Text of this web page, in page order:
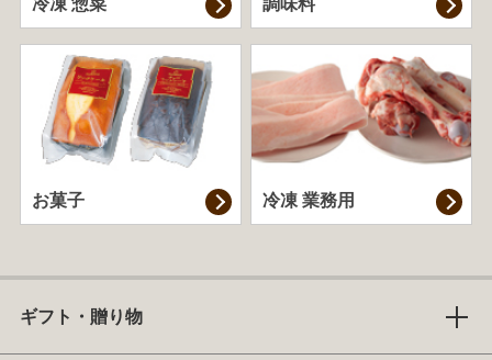
冷凍 惣菜 調味料
お菓子 冷凍 業務用
ギフト・贈り物